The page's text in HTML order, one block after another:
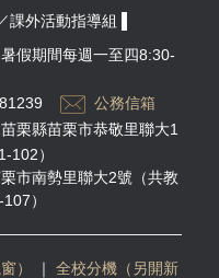
課外活動指導組 ▌
暑假期間每週一至四8:30-
公務信箱
栗縣苗栗市恭敬里聯大1
102）
市南勢里聯大2號（共教
）
） ｜ 全校分機（另開新